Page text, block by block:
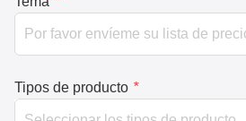
Tipos de producto *